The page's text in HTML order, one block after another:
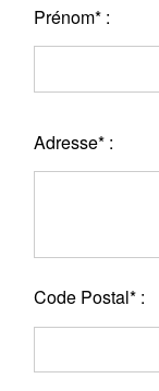
Prénom* :
Adresse* :
Code Postal* :